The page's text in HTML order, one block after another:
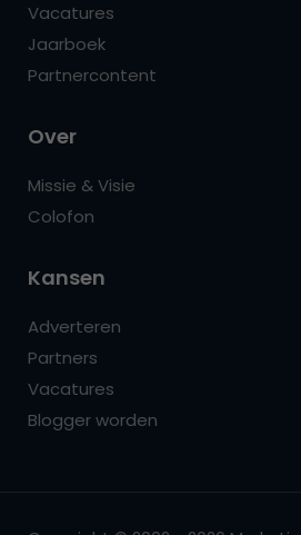
Vacatures
Jaarboek
Partnercontent
Over
Missie & Visie
Colofon
Kansen
Adverteren
Partners
Vacatures
Blogger worden